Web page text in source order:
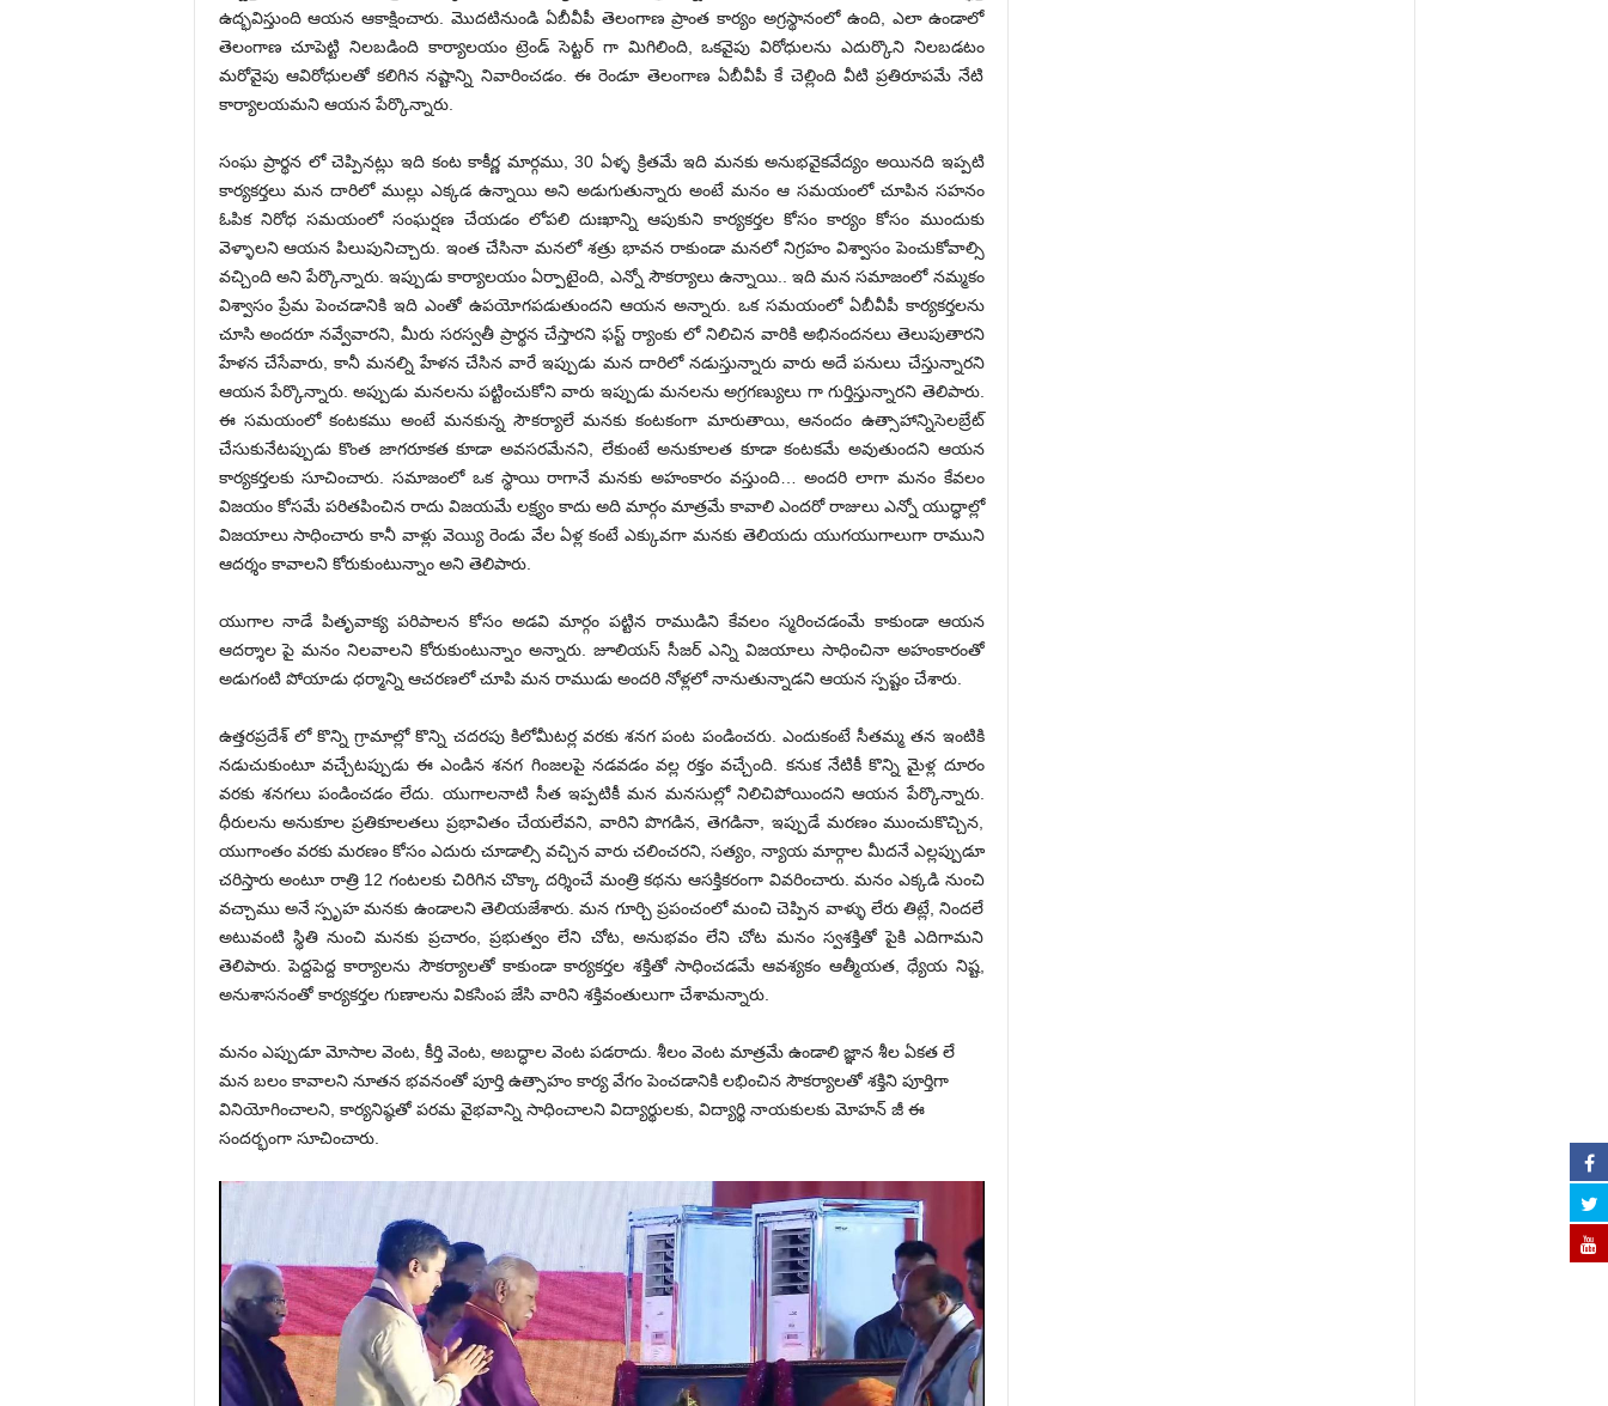
ఉద్భవిస్తుంది ఆయ‌న ఆకాక్షించారు. మొదటినుండి ఏబీవీపీ తెలంగాణ ప్రాంత కార్యం అగ్రస్థానంలో ఉంది, ఎలా ఉండాలో
తెలంగాణ చూపెట్టి నిలబడింది కార్యాలయం ట్రెండ్ సెట్టర్ గా మిగిలింది, ఒకవైపు విరోధులను ఎదుర్కొని నిలబడటం
మరోవైపు ఆవిరోధులతో కలిగిన నష్టాన్ని నివారించడం. ఈ రెండూ తెలంగాణ ఏబీవీపీ కే చెల్లింది వీటి ప్రతిరూపమే నేటి
కార్యాలయ‌మ‌ని ఆయ‌న పేర్కొన్నారు.
సంఘ ప్రార్థన లో చెప్పినట్లు ఇది కంట కాకీర్ణ మార్గము, 30 ఏళ్ళ క్రితమే ఇది మనకు అనుభవైకవేద్యం అయినది ఇప్పటి
కార్యకర్తలు మన దారిలో ముల్లు ఎక్కడ ఉన్నాయి అని అడుగుతున్నారు అంటే మనం ఆ సమయంలో చూపిన సహనం
ఓపిక నిరోధ సమయంలో సంఘర్షణ చేయడం లోపలి దుఃఖాన్ని ఆపుకుని కార్యకర్తల కోసం కార్యం కోసం ముందుకు
వెళ్ళాల‌ని ఆయ‌న పిలుపునిచ్చారు. ఇంత చేసినా మనలో శత్రు భావన రాకుండా మనలో నిగ్రహం విశ్వాసం పెంచుకోవాల్సి
వచ్చింది అని పేర్కొన్నారు. ఇప్పుడు కార్యాలయం ఏర్పాటైంది, ఎన్నో సౌకర్యాలు ఉన్నాయి.. ఇది మన సమాజంలో నమ్మకం
విశ్వాసం ప్రేమ పెంచడానికి ఇది ఎంతో ఉపయోగపడుతుంద‌ని ఆయ‌న అన్నారు. ఒక సమయంలో ఏబీవీపీ కార్యకర్తలను
చూసి అందరూ నవ్వేవార‌ని, మీరు సరస్వతీ ప్రార్థన చేస్తారని ఫస్ట్ ర్యాంకు లో నిలిచిన వారికి అభినందనలు తెలుపుతారని
హేళన చేసేవారు, కానీ మనల్ని హేళన చేసిన వారే ఇప్పుడు మన దారిలో నడుస్తున్నారు వారు అదే పనులు చేస్తున్నార‌ని
ఆయ‌న పేర్కొన్నారు. అప్పుడు మనలను పట్టించుకోని వారు ఇప్పుడు మనలను అగ్రగణ్యులు గా గుర్తిస్తున్నార‌ని తెలిపారు.
ఈ సమయంలో కంటకము అంటే మనకున్న సౌకర్యాలే మనకు కంటకంగా మారుతాయి, ఆనందం ఉత్సాహాన్నిసెలబ్రేట్
చేసుకునేటప్పుడు కొంత జాగరూకత కూడా అవసరమేన‌ని, లేకుంటే అనుకూలత కూడా కంటకమే అవుతుంద‌ని ఆయ‌న
కార్య‌క‌ర్త‌ల‌కు సూచించారు. సమాజంలో ఒక స్థాయి రాగానే మనకు అహంకారం వస్తుంది… అందరి లాగా మనం కేవలం
విజయం కోసమే పరితపించిన రాదు విజయమే లక్ష్యం కాదు అది మార్గం మాత్రమే కావాలి ఎందరో రాజులు ఎన్నో యుద్ధాల్లో
విజయాలు సాధించారు కానీ వాళ్లు వెయ్యి రెండు వేల ఏళ్ల కంటే ఎక్కువగా మనకు తెలియదు యుగయుగాలుగా రాముని
ఆదర్శం కావాలని కోరుకుంటున్నాం అని తెలిపారు.
యుగాల నాడే పితృవాక్య పరిపాలన కోసం అడవి మార్గం పట్టిన రాముడిని కేవలం స్మరించడంమే కాకుండా ఆయన
ఆదర్శాల పై మనం నిలవాలని కోరుకుంటున్నాం అన్నారు. జూలియస్ సీజర్ ఎన్ని విజయాలు సాధించినా అహంకారంతో
అడుగంటి పోయాడు ధర్మాన్ని ఆచరణలో చూపి మన రాముడు అందరి నోళ్లలో నానుతున్నాడని ఆయ‌న స్ప‌ష్టం చేశారు.
ఉత్తరప్రదేశ్ లో కొన్ని గ్రామాల్లో కొన్ని చదరపు కిలోమీటర్ల వరకు శనగ పంట పండించరు. ఎందుకంటే సీతమ్మ తన ఇంటికి
నడుచుకుంటూ వచ్చేటప్పుడు ఈ ఎండిన శ‌నగ గింజలపై న‌డ‌వ‌డం వ‌ల్ల‌ రక్తం వ‌చ్చేంది. కనుక నేటికీ కొన్ని మైళ్ల దూరం
వరకు శనగలు పండించ‌డం లేదు. యుగాలనాటి సీత ఇప్పటికీ మన మనసుల్లో నిలిచిపోయిందని ఆయ‌న పేర్కొన్నారు.
ధీరులను అనుకూల ప్రతికూలతలు ప్రభావితం చేయలేవని, వారిని పొగడిన, తెగడినా, ఇప్పుడే మరణం ముంచుకొచ్చిన,
యుగాంతం వరకు మరణం కోసం ఎదురు చూడాల్సి వచ్చిన వారు చలించర‌ని, సత్యం, న్యాయ‌ మార్గాల మీదనే ఎల్లప్పుడూ
చరిస్తారు అంటూ రాత్రి 12 గంటలకు చిరిగిన చొక్కా దర్శించే మంత్రి కథను ఆసక్తికరంగా వివరించారు. మనం ఎక్కడి నుంచి
వచ్చాము అనే స్పృహ మనకు ఉండాలని తెలియజేశారు. మన గూర్చి ప్రపంచంలో మంచి చెప్పిన వాళ్ళు లేరు తిట్లే, నిందలే
అటువంటి స్థితి నుంచి మనకు ప్రచారం, ప్రభుత్వం లేని చోట, అనుభవం లేని చోట మనం స్వశక్తితో పైకి ఎదిగామ‌ని
తెలిపారు. పెద్దపెద్ద కార్యాలను సౌకర్యాలతో కాకుండా కార్యకర్తల శక్తితో సాధించడమే ఆవశ్యకం ఆత్మీయత, ధ్యేయ నిష్ట,
అనుశాసనంతో కార్యకర్తల గుణాలను వికసింప జేసి వారిని శక్తివంతులుగా చేశామ‌న్నారు.
మనం ఎప్పుడూ మోసాల వెంట, కీర్తి వెంట, అబద్ధాల వెంట పడరాదు. శీలం వెంట మాత్రమే ఉండాలి జ్ఞాన శీల ఏక‌త లే
మన బలం కావాలని నూత‌న భవనంతో పూర్తి ఉత్సాహం కార్య వేగం పెంచడానికి లభించిన సౌకర్యాలతో శక్తిని పూర్తిగా
వినియోగించాలని, కార్య‌నిష్ఠ‌తో పరమ వైభవాన్ని సాధించాల‌ని విద్యార్థుల‌కు, విద్యార్థి నాయ‌కుల‌కు మోహ‌న్ జీ ఈ
సంద‌ర్భంగా సూచించారు.